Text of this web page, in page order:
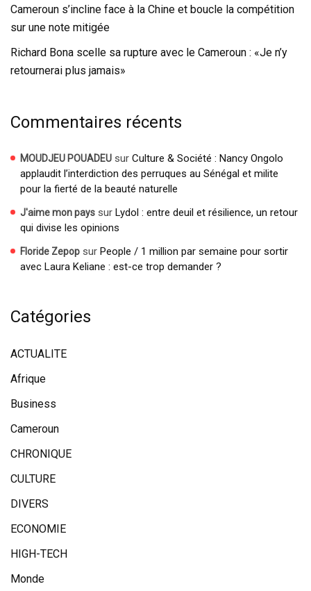
Cameroun s’incline face à la Chine et boucle la compétition
sur une note mitigée
Richard Bona scelle sa rupture avec le Cameroun : «Je n’y
retournerai plus jamais»
Commentaires récents
MOUDJEU POUADEU sur Culture & Société : Nancy Ongolo
applaudit l’interdiction des perruques au Sénégal et milite
pour la fierté de la beauté naturelle
J'aime mon pays sur Lydol : entre deuil et résilience, un retour
qui divise les opinions
Floride Zepop sur People / 1 million par semaine pour sortir
avec Laura Keliane : est-ce trop demander ?
Catégories
ACTUALITE
Afrique
Business
Cameroun
CHRONIQUE
CULTURE
DIVERS
ECONOMIE
HIGH-TECH
Monde